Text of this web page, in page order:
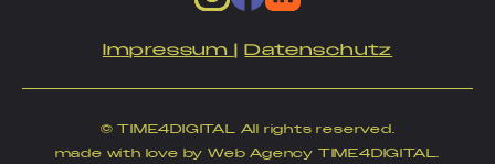
Impressum | Datenschutz
© TIME4DIGITAL All rights reserved.
made with love by Web Agency TIME4DIGITAL.